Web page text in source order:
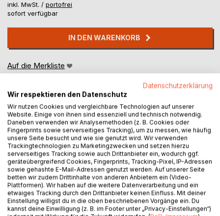
inkl. MwSt. / portofrei
sofort verfügbar
IN DEN WARENKORB
Auf die Merkliste
BESCHREIBUNG
Melinda verschwindet plötzlich spurlos und eine
nervenaufreibende Suche nach ihr beginnt.
Alle erhoffen sich die Hilfe der Wölfe, doch nichts passiert.
Daher machen sich Meiko, Muon und Jaden alleine auf die
Datenschutzerklärung
Wir respektieren den Datenschutz
Wir nutzen Cookies und vergleichbare Technologien auf unserer
Website. Einige von ihnen sind essenziell und technisch notwendig.
Daneben verwenden wir Analysemethoden (z. B. Cookies oder
Fingerprints sowie serverseitiges Tracking), um zu messen, wie häufig
unsere Seite besucht und wie sie genutzt wird. Wir verwenden
Trackingtechnologien zu Marketingzwecken und setzen hierzu
serverseitiges Tracking sowie auch Drittanbieter ein, wodurch ggf.
geräteübergreifend Cookies, Fingerprints, Tracking-Pixel, IP-Adressen
sowie gehashte E-Mail-Adressen genutzt werden. Auf unserer Seite
betten wir zudem Drittinhalte von anderen Anbietern ein (Video-
Plattformen). Wir haben auf die weitere Datenverarbeitung und ein
etwaiges Tracking durch den Drittanbieter keinen Einfluss. Mit deiner
Einstellung willigst du in die oben beschriebenen Vorgänge ein. Du
kannst deine Einwilligung (z. B. im Footer unter „Privacy-Einstellungen“)